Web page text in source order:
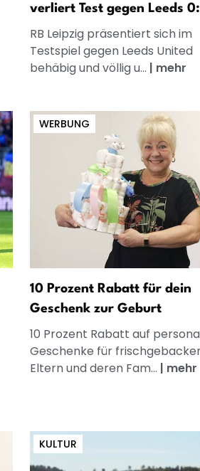
verliert Test gegen Leeds
RB Leipzig präsentiert sich im
Testspiel gegen Leeds United
behäbig und völlig u... | mehr
WERBUNG
10 Prozent Rabatt für dein
Geschenk zur Geburt
10 Prozent Rabatt auf
Geschenke für
Eltern und deren Fam... | mehr
KULTUR